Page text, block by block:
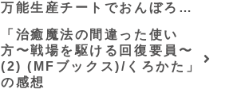
万能生産チートでおんぼろ村
SS付き】 (グラスト
NOVELS)/いちまる」の感想
「治癒魔法の間違った使い
方〜戦場を駆ける回復要員〜
(2) (MFブックス)/くろかた」
の感想